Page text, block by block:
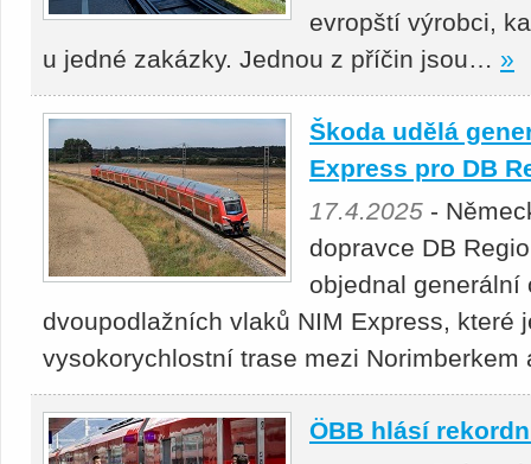
evropští výrobci,
u jedné zakázky. Jednou z příčin jsou… »
Škoda udělá
Express pro DB
17.4.2025 -
dopravce DB
objednal generální
dvoupodlažních vlaků NIM Express, které
vysokorychlostní trase mezi
ÖBB hlásí